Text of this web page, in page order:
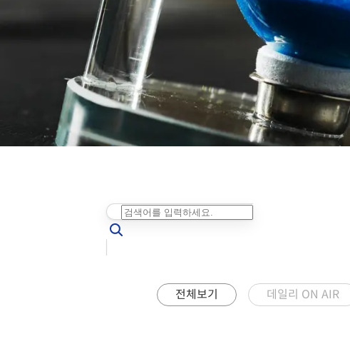
전체보기 데일리 ON AIR